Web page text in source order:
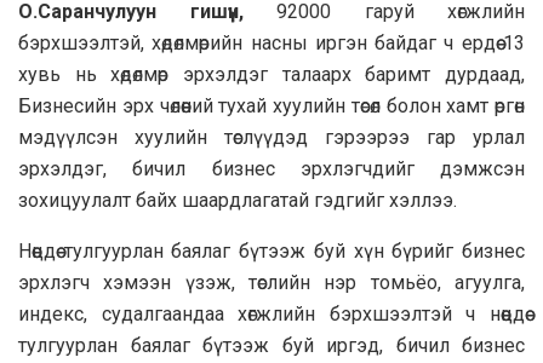
О.Саранчулуун гишүүн,92000 гаруй хөгжлийн
бэрхшээлтэй, хөдөлмөрийн насны иргэн байдаг ч ердөө 13
хувь нь хөдөлмөр эрхэлдэг талаарх баримт дурдаад,
Бизнесийн эрх чөлөөний тухай хуулийн төсөл болон хамт өргөн
мэдүүлсэн хуулийн төслүүдэд гэрээрээ гар урлал
эрхэлдэг, бичил бизнес эрхлэгчдийг дэмжсэн
зохицуулалт байх шаардлагатай гэдгийг хэллээ.
Нөөцдөө тулгуурлан баялаг бүтээж буй хүн бүрийг бизнес
эрхлэгч хэмээн үзэж, төслийн нэр томьёо, агуулга,
индекc, судалгаандаа хөгжлийн бэрхшээлтэй ч нөөцдөө
тулгуурлан баялаг бүтээж буй иргэд, бичил бизнес